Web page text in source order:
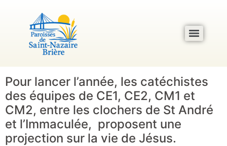
Pour lancer l’année, les catéchistes
des équipes de CE1, CE2, CM1 et
CM2, entre les clochers de St André
et l’Immaculée, proposent une
projection sur la vie de Jésus.